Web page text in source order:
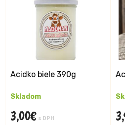
Acidko biele 390g
Skladom
3,00€ s DPH